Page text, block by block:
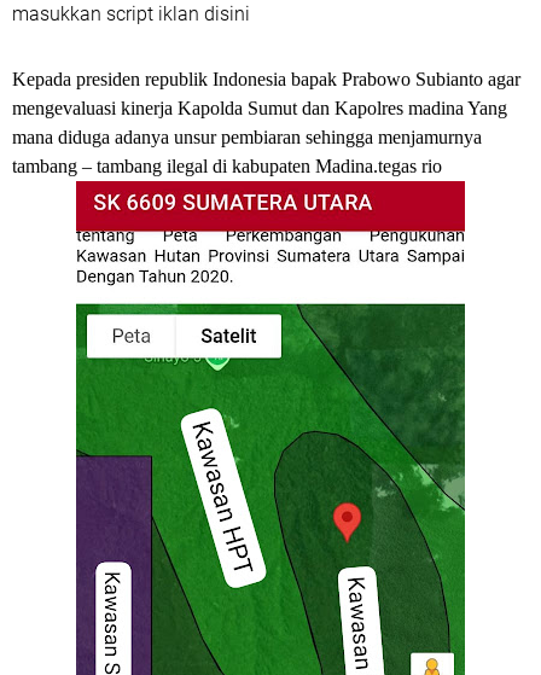
masukkan script iklan disini
Kepada presiden republik Indonesia bapak Prabowo Subianto agar
mengevaluasi kinerja Kapolda Sumut dan Kapolres madina Yang
mana diduga adanya unsur pembiaran sehingga menjamurnya
tambang – tambang ilegal di kabupaten Madina.tegas rio